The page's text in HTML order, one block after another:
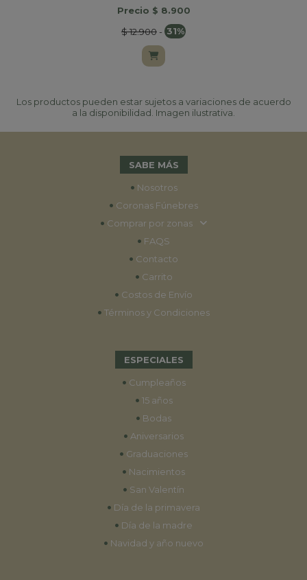
Precio $ 8.900
$ 12.900- 31%
Los productos pueden estar sujetos a variaciones de acuerdo
a la disponibilidad. Imagen ilustrativa.
SABE MÁS
• Nosotros
• Coronas Fúnebres
• Comprar por zonas
• FAQS
• Contacto
• Carrito
• Costos de Envío
• Términos y Condiciones
ESPECIALES
• Cumpleaños
• 15 años
• Bodas
• Aniversarios
• Graduaciones
• Nacimientos
• San Valentín
• Día de la primavera
• Día de la madre
• Navidad y año nuevo